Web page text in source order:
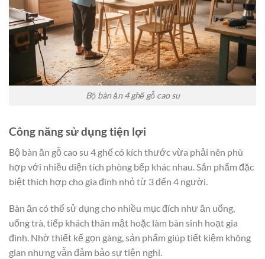
Bộ bàn ăn 4 ghế gỗ cao su
Công năng sử dụng tiện lợi
Bộ bàn ăn gỗ cao su 4 ghế có kích thước vừa phải nên phù
hợp với nhiều diện tích phòng bếp khác nhau. Sản phẩm đặc
biệt thích hợp cho gia đình nhỏ từ 3 đến 4 người.
Bàn ăn có thể sử dụng cho nhiều mục đích như ăn uống,
uống trà, tiếp khách thân mật hoặc làm bàn sinh hoạt gia
đình. Nhờ thiết kế gọn gàng, sản phẩm giúp tiết kiệm không
gian nhưng vẫn đảm bảo sự tiện nghi.